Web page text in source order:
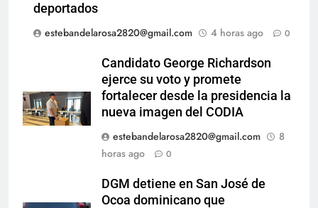
deportados
estebandelarosa2820@gmail.com
4 horas ago 0
Candidato George Richardson
ejerce su voto y promete
fortalecer desde la presidencia la
nueva imagen del CODIA
estebandelarosa2820@gmail.com
8
horas ago
0
DGM detiene en San José de
Ocoa dominicano que